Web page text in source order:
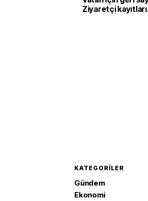
Ziyaretçi kayıtları
KATEGORILER
Gündem
Ekonomi